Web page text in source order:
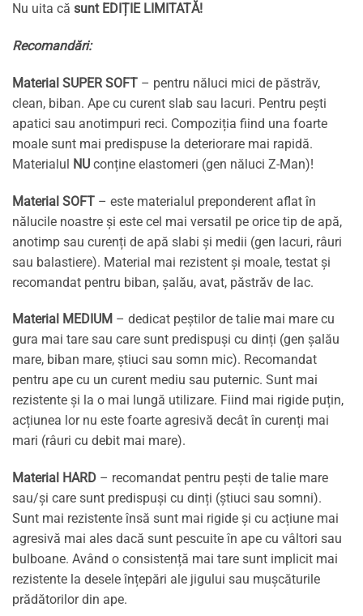
Nu uita că sunt EDIȚIE LIMITATĂ!
Recomandări:
Material SUPER SOFT – pentru năluci mici de păstrăv,
clean, biban. Ape cu curent slab sau lacuri. Pentru pești
apatici sau anotimpuri reci. Compoziția fiind una foarte
moale sunt mai predispuse la deteriorare mai rapidă.
Materialul NU conține elastomeri (gen năluci Z-Man)!
Material SOFT – este materialul preponderent aflat în
nălucile noastre și este cel mai versatil pe orice tip de apă,
anotimp sau curenți de apă slabi și medii (gen lacuri, râuri
sau balastiere). Material mai rezistent și moale, testat și
recomandat pentru biban, șalău, avat, păstrăv de lac.
Material MEDIUM – dedicat peștilor de talie mai mare cu
gura mai tare sau care sunt predispuși cu dinți (gen șalău
mare, biban mare, știuci sau somn mic). Recomandat
pentru ape cu un curent mediu sau puternic. Sunt mai
rezistente și la o mai lungă utilizare. Fiind mai rigide puțin,
acțiunea lor nu este foarte agresivă decât în curenți mai
mari (râuri cu debit mai mare).
Material HARD – recomandat pentru pești de talie mare
sau/și care sunt predispuși cu dinți (știuci sau somni).
Sunt mai rezistente însă sunt mai rigide și cu acțiune mai
agresivă mai ales dacă sunt pescuite în ape cu vâltori sau
bulboane. Având o consistență mai tare sunt implicit mai
rezistente la desele înțepări ale jigului sau mușcăturile
prădătorilor din ape.